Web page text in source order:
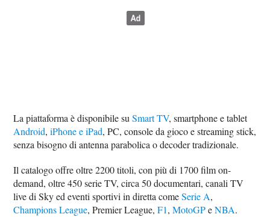
La piattaforma è disponibile suSmart TV, smartphone e tablet
Android,iPhone e iPad, PC, console da gioco e streaming stick,
senza bisogno di antenna parabolica o decoder tradizionale.
Il catalogo offre oltre 2200 titoli, con più di 1700 film on-
demand, oltre 450 serie TV, circa 50 documentari, canali TV
live di Sky ed eventi sportivi in diretta comeSerie A,
Champions League, Premier League,F1,MotoGPeNBA.